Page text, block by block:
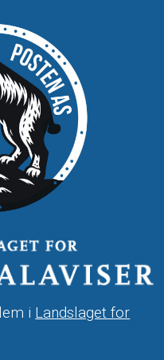
i Landslaget for